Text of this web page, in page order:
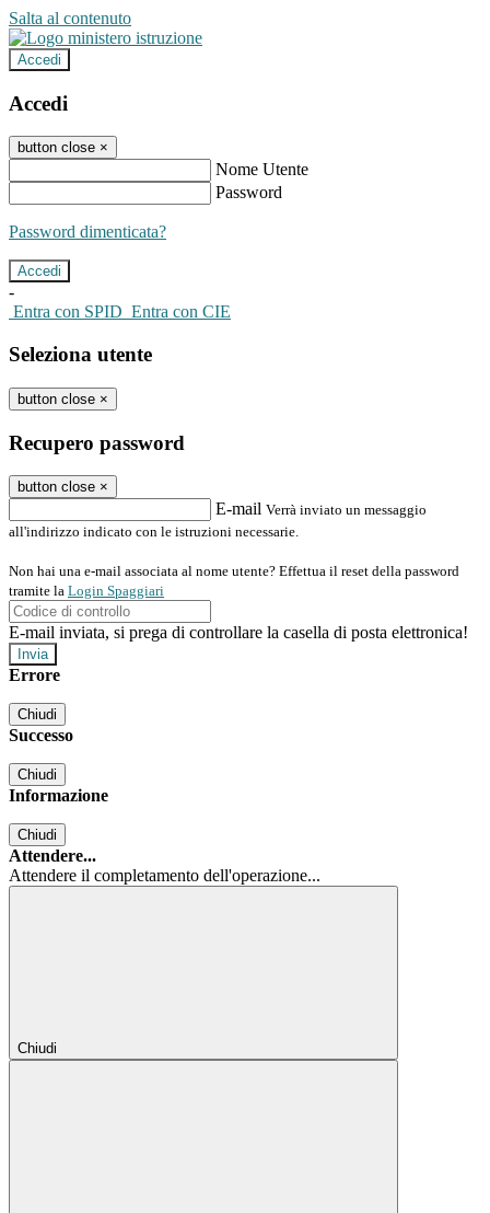
Salta al contenuto
Accedi
Accedi
button close ×
Nome Utente
Password
Password dimenticata?
-
Entra con SPID Entra con CIE
Seleziona utente
button close ×
Recupero password
button close ×
E-mail Verrà inviato un messaggio
all'indirizzo indicato con le istruzioni necessarie.
Non hai una e-mail associata al nome utente? Effettua il reset della password
tramite la Login Spaggiari
E-mail inviata, si prega di controllare la casella di posta elettronica!
Errore
Chiudi
Successo
Chiudi
Informazione
Chiudi
Attendere...
Attendere il completamento dell'operazione...
Chiudi